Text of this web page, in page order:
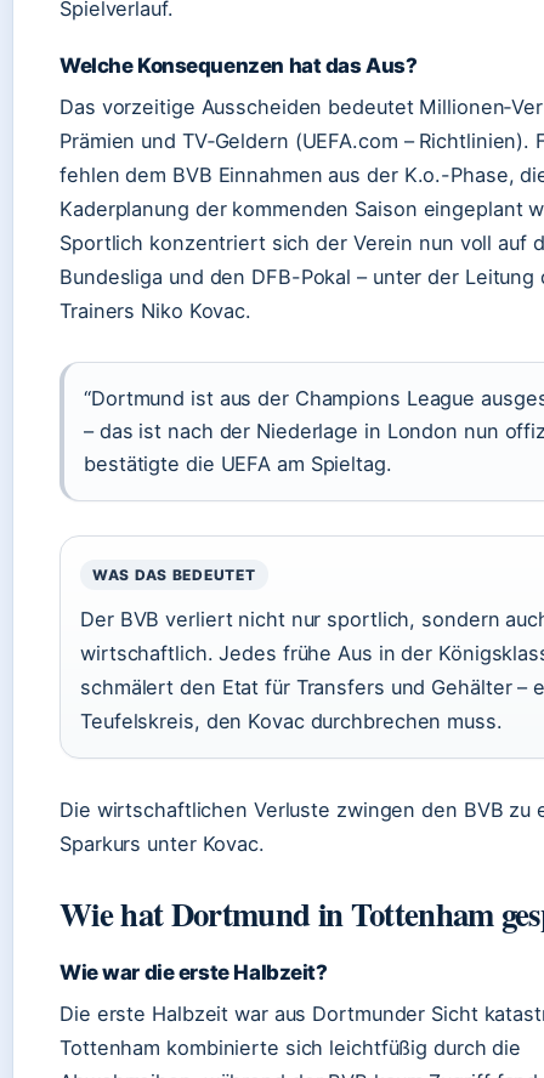
Spielverlauf.
Welche Konsequenzen hat das Aus?
Das vorzeitige Ausscheiden bedeutet
Prämien und TV‑Geldern (UEFA.com – Richtlinien).
fehlen dem BVB Einnahmen aus der K.o.-Phase,
Kaderplanung der kommenden Saison eingeplant
Sportlich konzentriert sich der Verein nun voll auf
Bundesliga und den DFB-Pokal – unter der Leitung
Trainers Niko Kovac.
“Dortmund ist aus der Champions League
– das ist nach der Niederlage in London nun
bestätigte die UEFA am Spieltag.
WAS DAS BEDEUTET
Der BVB verliert nicht nur sportlich, sondern
wirtschaftlich. Jedes frühe Aus in der
schmälert den Etat für Transfers und Gehälter –
Teufelskreis, den Kovac durchbrechen muss.
Die wirtschaftlichen Verluste zwingen den BVB zu
Sparkurs unter Kovac.
Wie hat Dortmund in Tottenham
Wie war die erste Halbzeit?
Die erste Halbzeit war aus Dortmunder Sicht
Tottenham kombinierte sich leichtfüßig durch die